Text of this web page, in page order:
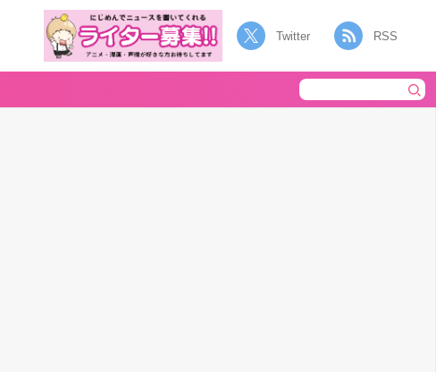
Twitter RSS